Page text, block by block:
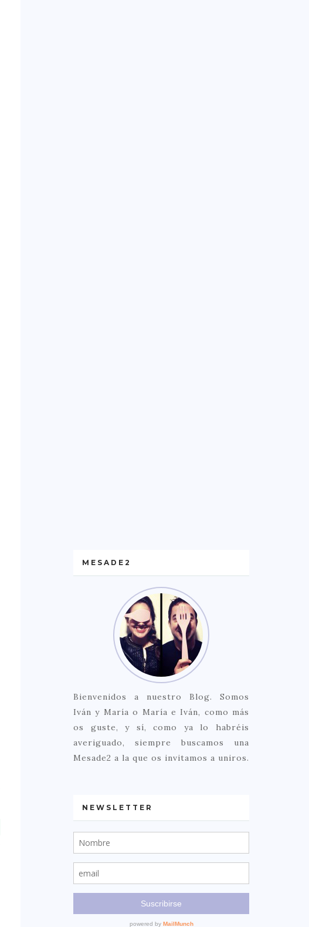
MESADE2
Bienvenidos a nuestro Blog. Somos
Iván y María o María e Iván, como más
os guste, y sí, como ya lo habréis
averiguado, siempre buscamos una
Mesade2 a la que os invitamos a uniros.
NEWSLETTER